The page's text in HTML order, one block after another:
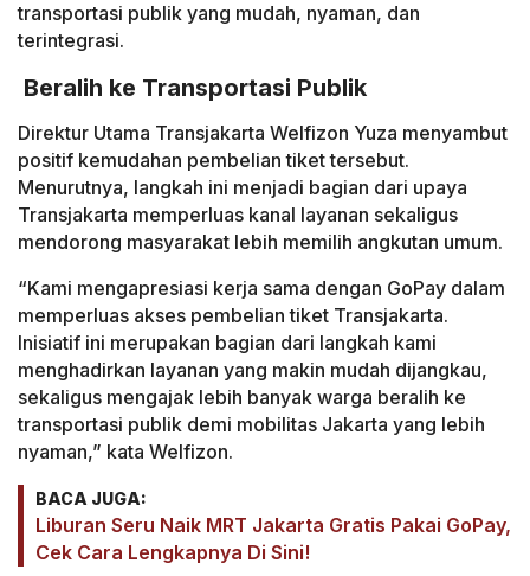
transportasi publik yang mudah, nyaman, dan
terintegrasi.
Beralih ke Transportasi Publik
Direktur Utama Transjakarta Welfizon Yuza menyambut
positif kemudahan pembelian tiket tersebut.
Menurutnya, langkah ini menjadi bagian dari upaya
Transjakarta memperluas kanal layanan sekaligus
mendorong masyarakat lebih memilih angkutan umum.
“Kami mengapresiasi kerja sama dengan GoPay dalam
memperluas akses pembelian tiket Transjakarta.
Inisiatif ini merupakan bagian dari langkah kami
menghadirkan layanan yang makin mudah dijangkau,
sekaligus mengajak lebih banyak warga beralih ke
transportasi publik demi mobilitas Jakarta yang lebih
nyaman,” kata Welfizon.
BACA JUGA:
Liburan Seru Naik MRT Jakarta Gratis Pakai GoPay,
Cek Cara Lengkapnya Di Sini!